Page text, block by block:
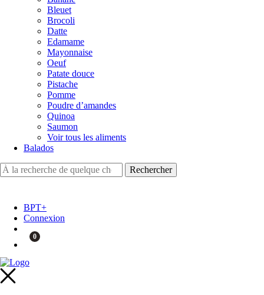
Bleuet
Brocoli
Datte
Edamame
Mayonnaise
Oeuf
Patate douce
Pistache
Pomme
Poudre d’amandes
Quinoa
Saumon
Voir tous les aliments
Balados
BPT+
Connexion
0